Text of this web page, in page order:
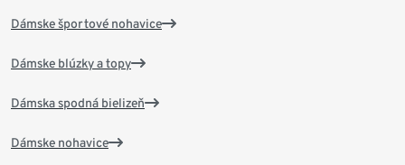
Dámske športové nohavice
Dámske blúzky a topy
Dámska spodná bielizeň
Dámske nohavice